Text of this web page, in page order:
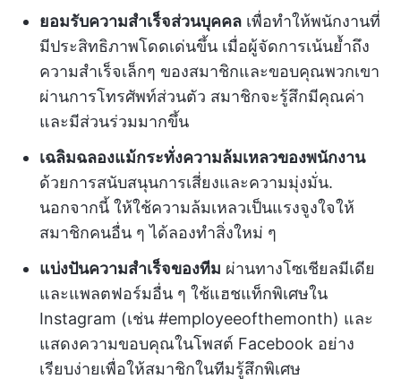
ยอมรับความสำเร็จส่วนบุคคล เพื่อทำให้พนักงานที่
มีประสิทธิภาพโดดเด่นขึ้น เมื่อผู้จัดการเน้นย้ำถึง
ความสำเร็จเล็กๆ ของสมาชิกและขอบคุณพวกเขา
ผ่านการโทรศัพท์ส่วนตัว สมาชิกจะรู้สึกมีคุณค่า
และมีส่วนร่วมมากขึ้น
เฉลิมฉลองแม้กระทั่งความล้มเหลวของพนักงาน
ด้วยการสนับสนุนการเสี่ยงและความมุ่งมั่น.
นอกจากนี้ ให้ใช้ความล้มเหลวเป็นแรงจูงใจให้
สมาชิกคนอื่น ๆ ได้ลองทำสิ่งใหม่ ๆ
แบ่งปันความสำเร็จของทีม ผ่านทางโซเชียลมีเดีย
และแพลตฟอร์มอื่น ๆ ใช้แฮชแท็กพิเศษใน
Instagram (เช่น #employeeofthemonth) และ
แสดงความขอบคุณในโพสต์ Facebook อย่าง
เรียบง่ายเพื่อให้สมาชิกในทีมรู้สึกพิเศษ